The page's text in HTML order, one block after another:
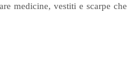
medicine, vestiti e scarpe